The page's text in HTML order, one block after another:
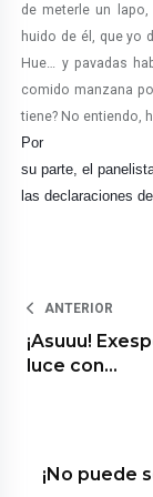
de meterle un
huido de él, que yo
Hue… y pavadas
comido manzana
tiene? No entiendo,
Por
su parte, el
las declaraciones
ANTERIOR
¡Asuuu!
luce con…
¡No puede